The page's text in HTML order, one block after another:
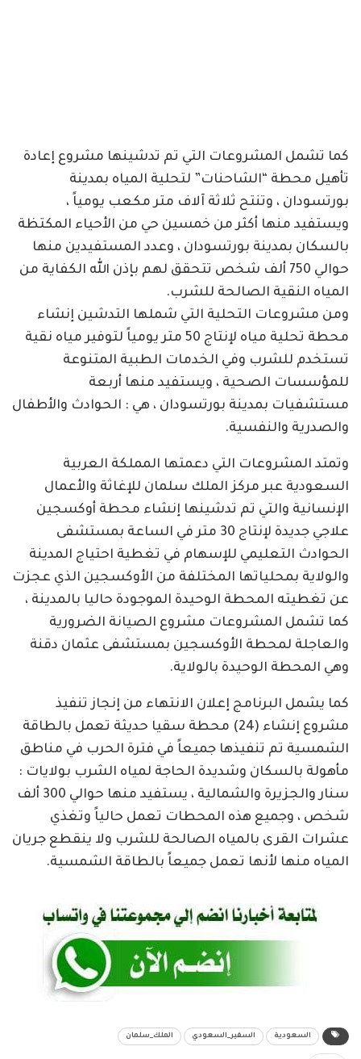
كما تشمل المشروعات التي تم تدشينها مشروع إعادة
تأهيل محطة “الشاحنات” لتحلية المياه بمدينة
بورتسودان ، وتنتح ثلاثة آلاف متر مكعب يومياً ،
ويستفيد منها أكثر من خمسين حي من الأحياء المكتظة
بالسكان بمدينة بورتسودان ، وعدد المستفيدين منها
حوالي 750 ألف شخص تتحقق لهم بإذن الله الكفاية من
المياه النقية الصالحة للشرب.
ومن مشروعات التحلية التي شملها التدشين إنشاء
محطة تحلية مياه لإنتاج 50 متر يومياً لتوفير مياه نقية
تستخدم للشرب وفي الخدمات الطبية المتنوعة
للمؤسسات الصحية ، ويستفيد منها أربعة
مستشفيات بمدينة بورتسودان ، هي : الحوادث والأطفال
والصدرية والنفسية.
وتمتد المشروعات التي دعمتها المملكة العربية
السعودية عبر مركز الملك سلمان للإغاثة والأعمال
الإنسانية والتي تم تدشينها إنشاء محطة أوكسجين
علاجي جديدة لإنتاج 30 متر في الساعة بمستشفى
الحوادث التعليمي للإسهام في تغطية احتياج المدينة
والولاية بمحلياتها المختلفة من الأوكسجين الذي عجزت
عن تغطيته المحطة الوحيدة الموجودة حاليا بالمدينة ،
كما تشمل المشروعات مشروع الصيانة الضرورية
والعاجلة لمحطة الأوكسجين بمستشفى عثمان دقنة
وهي المحطة الوحيدة بالولاية.
كما يشمل البرنامج إعلان الانتهاء من إنجاز تنفيذ
مشروع إنشاء (24) محطة سقيا حديثة تعمل بالطاقة
الشمسية تم تنفيذها جميعاً في فترة الحرب في مناطق
مأهولة بالسكان وشديدة الحاجة لمياه الشرب بولايات :
سنار والجزيرة والشمالية ، يستفيد منها حوالي 300 ألف
شخص ، وجميع هذه المحطات تعمل حالياً وتغذي
عشرات القرى بالمياه الصالحة للشرب ولا ينقطع جريان
المياه منها لأنها تعمل جميعاً بالطاقة الشمسية.
السعودية السفير_السعودي الملك_سلمان